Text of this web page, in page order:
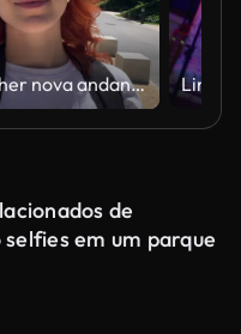
Mulher nova andando na rua pov. Vídeo vertical
de
em um parque